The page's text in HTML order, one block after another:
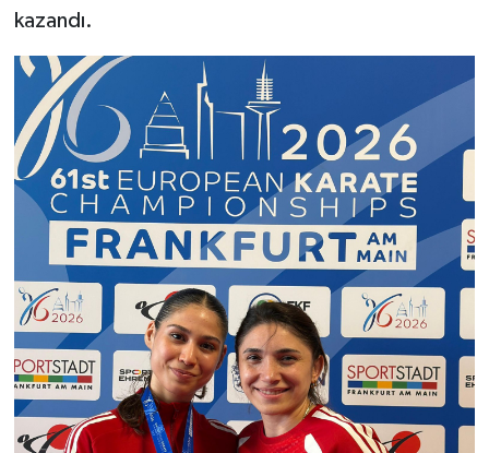
kazandı.